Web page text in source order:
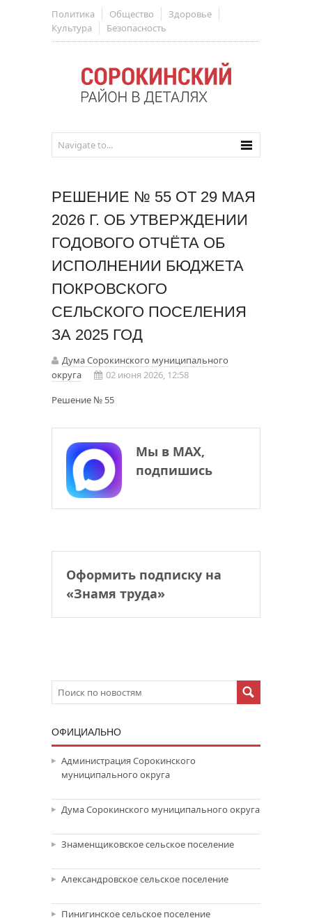
Политика Общество
Здоровье
Культура
Безопасность
РЕШЕНИЕ № 55 ОТ 29 МАЯ
2026 Г. ОБ УТВЕРЖДЕНИИ
ГОДОВОГО ОТЧЁТА ОБ
ИСПОЛНЕНИИ БЮДЖЕТА
ПОКРОВСКОГО
СЕЛЬСКОГО ПОСЕЛЕНИЯ
ЗА 2025 ГОД
Дума Сорокинского муниципального
округа
02 июня 2026, 12:58
Решение № 55
Мы в МАХ,
подпишись
Оформить подписку на
«Знамя труда»
ОФИЦИАЛЬНО
Администрация Сорокинского
муниципального округа
Дума Сорокинского муниципального округа
Знаменщиковское сельское поселение
Александровское сельское поселение
Пинигинское сельское поселение